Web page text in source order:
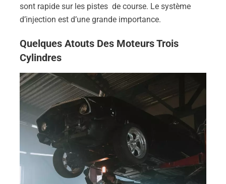
sont rapide sur les pistes de course. Le système
d’injection est d’une grande importance.
Quelques Atouts Des Moteurs Trois
Cylindres